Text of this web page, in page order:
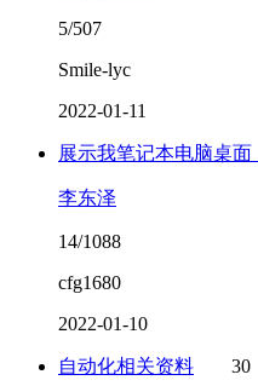
5/507
Smile-lyc
2022-01-11
展示我笔记本电脑桌
李东泽
14/1088
cfg1680
2022-01-10
自动化相关资料 30